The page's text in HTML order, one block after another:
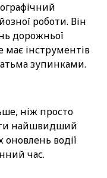
роботи. Він
дорожньої
має інструментів
зупинками.
ніж просто
найшвидший
водії
час.